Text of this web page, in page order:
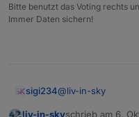
Bitte benutzt das Voting rechts
Immer Daten sichern!
sigi234@liv-in-sky
liv-in-skyschrieb am 6.